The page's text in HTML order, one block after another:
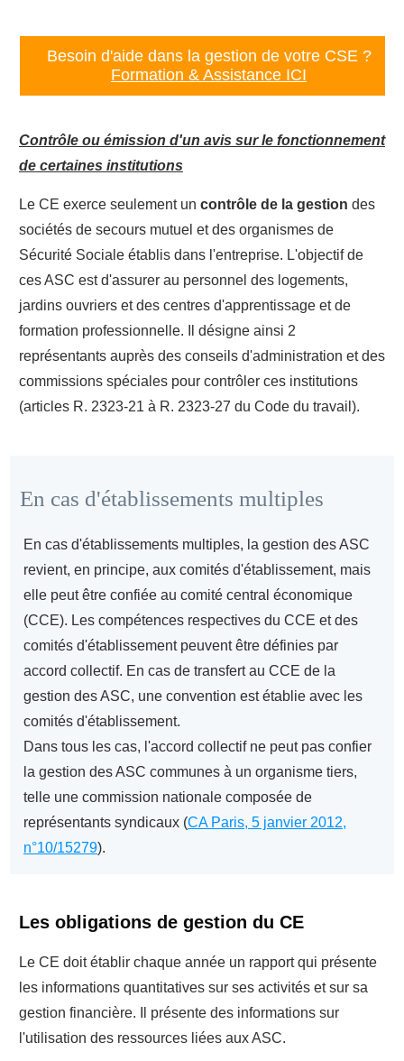
Besoin d'aide dans la gestion de votre CSE ?
Formation & Assistance ICI
Contrôle ou émission d'un avis sur le fonctionnement
de certaines institutions
Le CE exerce seulement un contrôle de la gestion des
sociétés de secours mutuel et des organismes de
Sécurité Sociale établis dans l'entreprise. L'objectif de
ces ASC est d'assurer au personnel des logements,
jardins ouvriers et des centres d'apprentissage et de
formation professionnelle. Il désigne ainsi 2
représentants auprès des conseils d'administration et des
commissions spéciales pour contrôler ces institutions
(articles R. 2323-21 à R. 2323-27 du Code du travail).
En cas d'établissements multiples
En cas d'établissements multiples, la gestion des ASC
revient, en principe, aux comités d'établissement, mais
elle peut être confiée au comité central économique
(CCE). Les compétences respectives du CCE et des
comités d'établissement peuvent être définies par
accord collectif. En cas de transfert au CCE de la
gestion des ASC, une convention est établie avec les
comités d'établissement.
Dans tous les cas, l'accord collectif ne peut pas confier
la gestion des ASC communes à un organisme tiers,
telle une commission nationale composée de
représentants syndicaux (CA Paris, 5 janvier 2012,
n°10/15279).
Les obligations de gestion du CE
Le CE doit établir chaque année un rapport qui présente
les informations quantitatives sur ses activités et sur sa
gestion financière. Il présente des informations sur
l'utilisation des ressources liées aux ASC.